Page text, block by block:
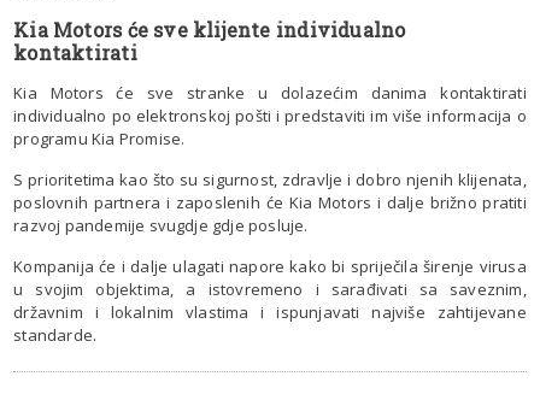
Kia Motors će sve klijente individualno
kontaktirati
Kia Motors će sve stranke u dolazećim danima kontaktirati
individualno po elektronskoj pošti i predstaviti im više informacija o
programu Kia Promise.
S prioritetima kao što su sigurnost, zdravlje i dobro njenih klijenata,
poslovnih partnera i zaposlenih će Kia Motors i dalje brižno pratiti
razvoj pandemije svugdje gdje posluje.
Kompanija će i dalje ulagati napore kako bi spriječila širenje virusa
u svojim objektima, a istovremeno i sarađivati sa saveznim,
državnim i lokalnim vlastima i ispunjavati najviše zahtijevane
standarde.